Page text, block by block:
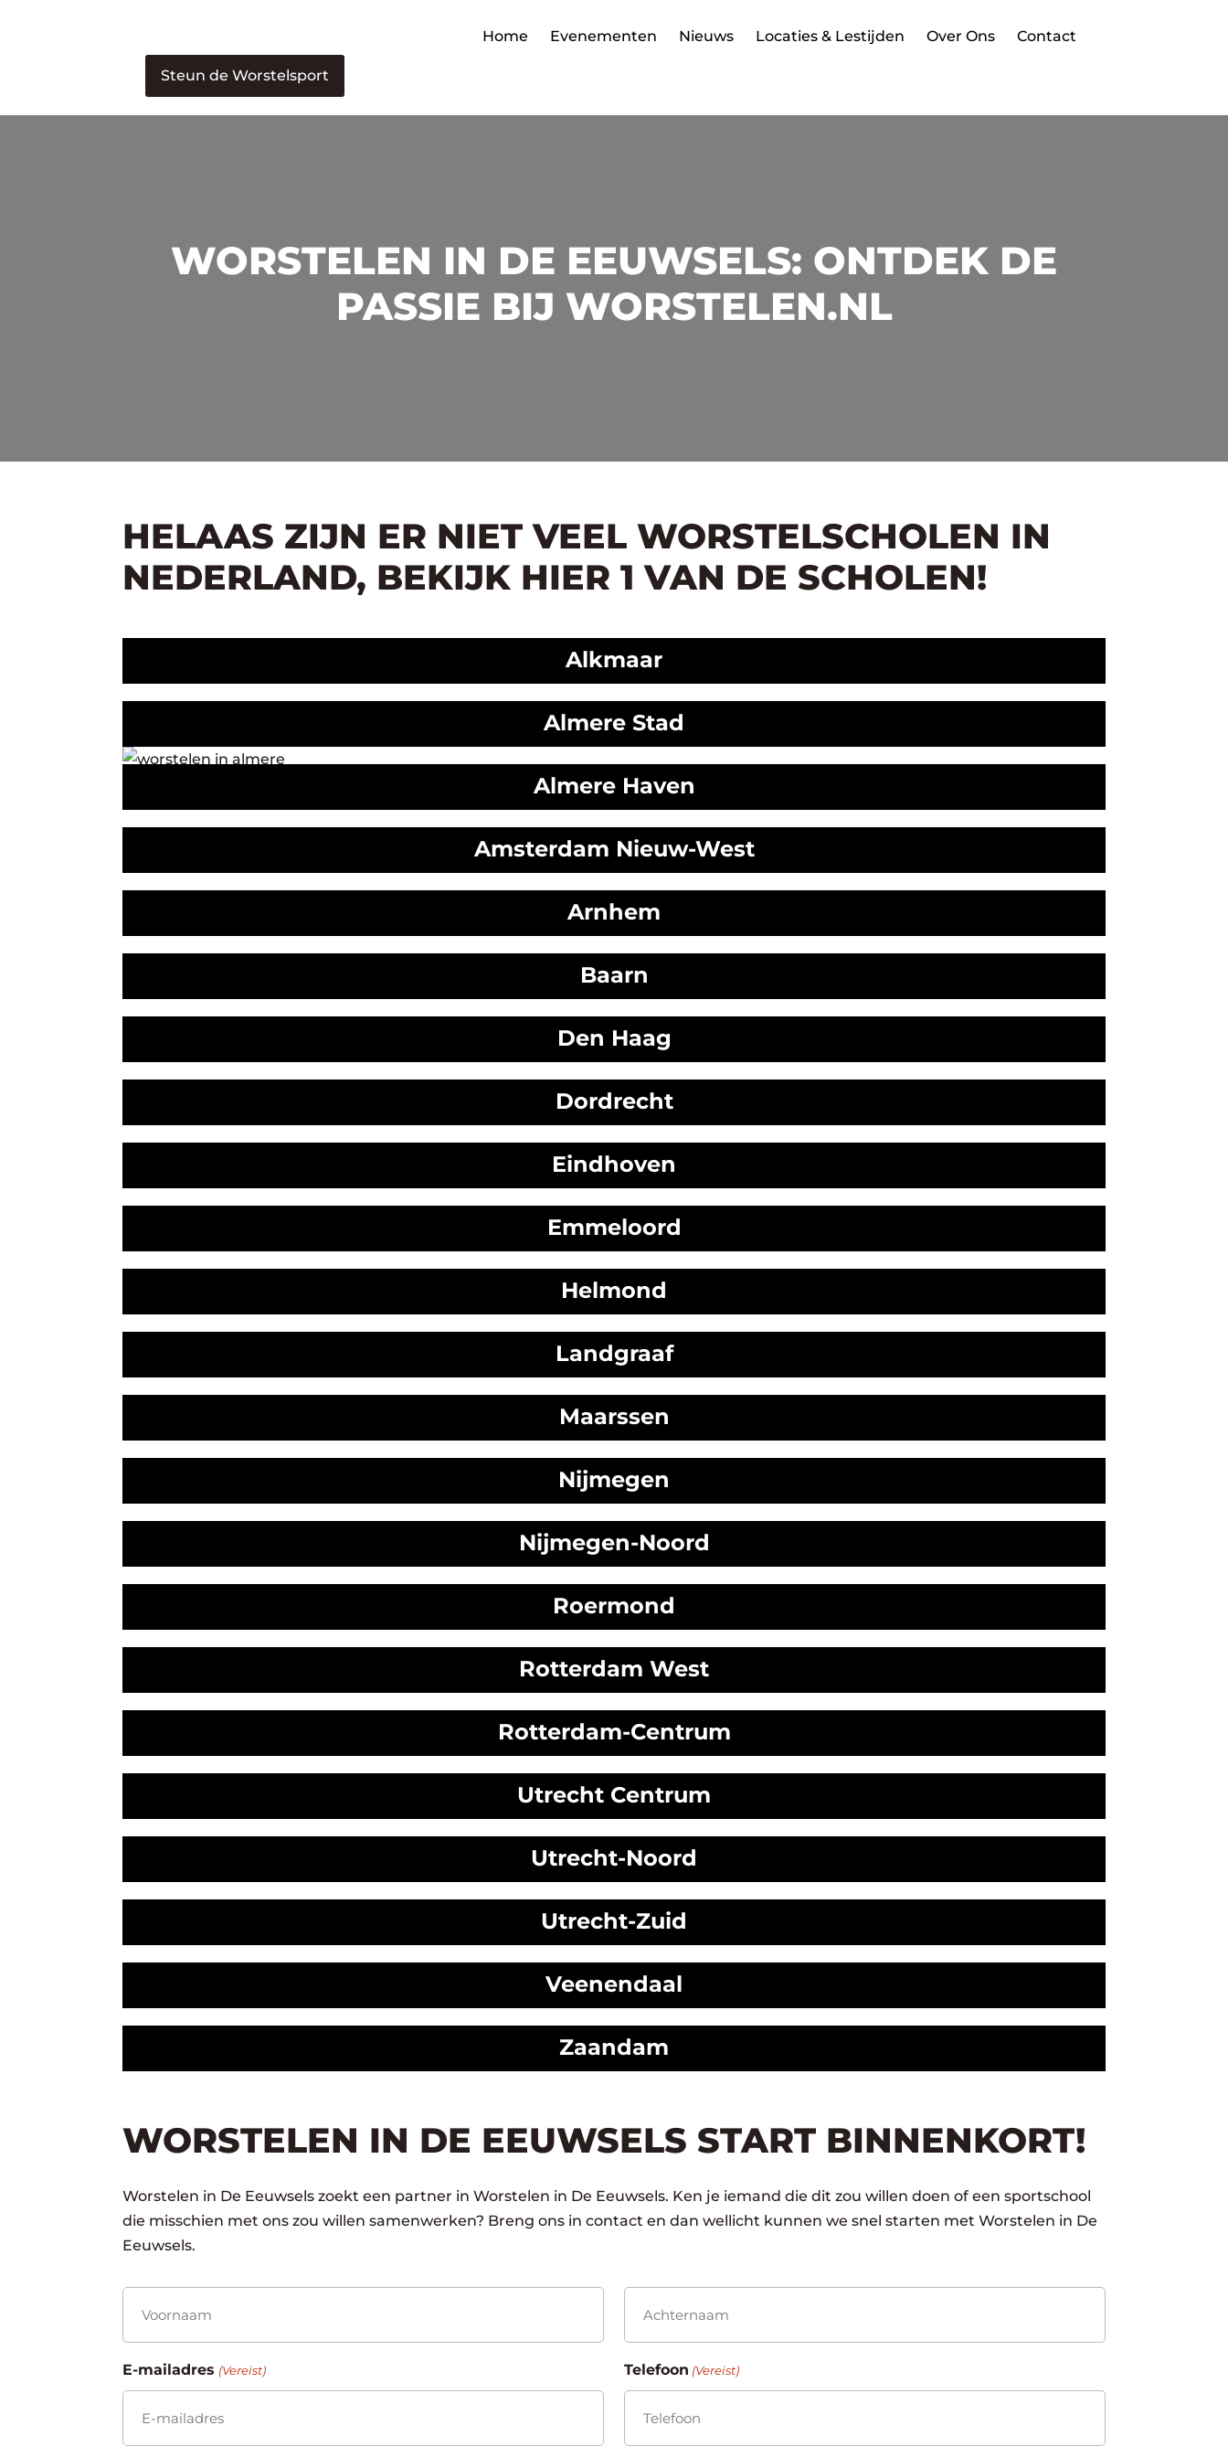
Home Evenementen Nieuws Locaties & Lestijden Over Ons Contact
Steun de Worstelsport
WORSTELEN IN DE EEUWSELS: ONTDEK DE
PASSIE BIJ WORSTELEN.NL
HELAAS ZIJN ER NIET VEEL WORSTELSCHOLEN IN
NEDERLAND, BEKIJK HIER 1 VAN DE SCHOLEN!
Alkmaar
Almere Stad
Almere Haven
Amsterdam Nieuw-West
Arnhem
Baarn
Den Haag
Dordrecht
Eindhoven
Emmeloord
Helmond
Landgraaf
Maarssen
Nijmegen
Nijmegen-Noord
Roermond
Rotterdam West
Rotterdam-Centrum
Utrecht Centrum
Utrecht-Noord
Utrecht-Zuid
Veenendaal
Zaandam
WORSTELEN IN DE EEUWSELS START BINNENKORT!
Worstelen in De Eeuwsels zoekt een partner in Worstelen in De Eeuwsels. Ken je iemand die dit zou willen doen of een sportschool
die misschien met ons zou willen samenwerken? Breng ons in contact en dan wellicht kunnen we snel starten met Worstelen in De
Eeuwsels.
(Vereist)
Voornaam
E-mailadres (Vereist) Telefoon (Vereist)